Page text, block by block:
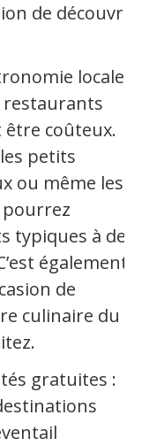
de découvrir
locale :
restaurants
coûteux.
petits
ou même les
pourrez
typiques à des
également
de
culinaire du
gratuites :